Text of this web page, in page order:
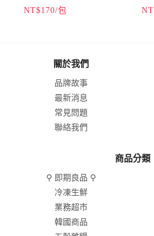
★大人小孩吃得開心
NT$170/包
★
關於我們
品牌故事
最新消息
常見問題
聯絡我們
商品分類
⚲ 即期良品 ⚲
冷凍生鮮
業務超市
韓國商品